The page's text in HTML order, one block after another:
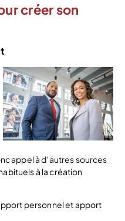
créer son
appel à d’autres sources
à la création
personnel et apport